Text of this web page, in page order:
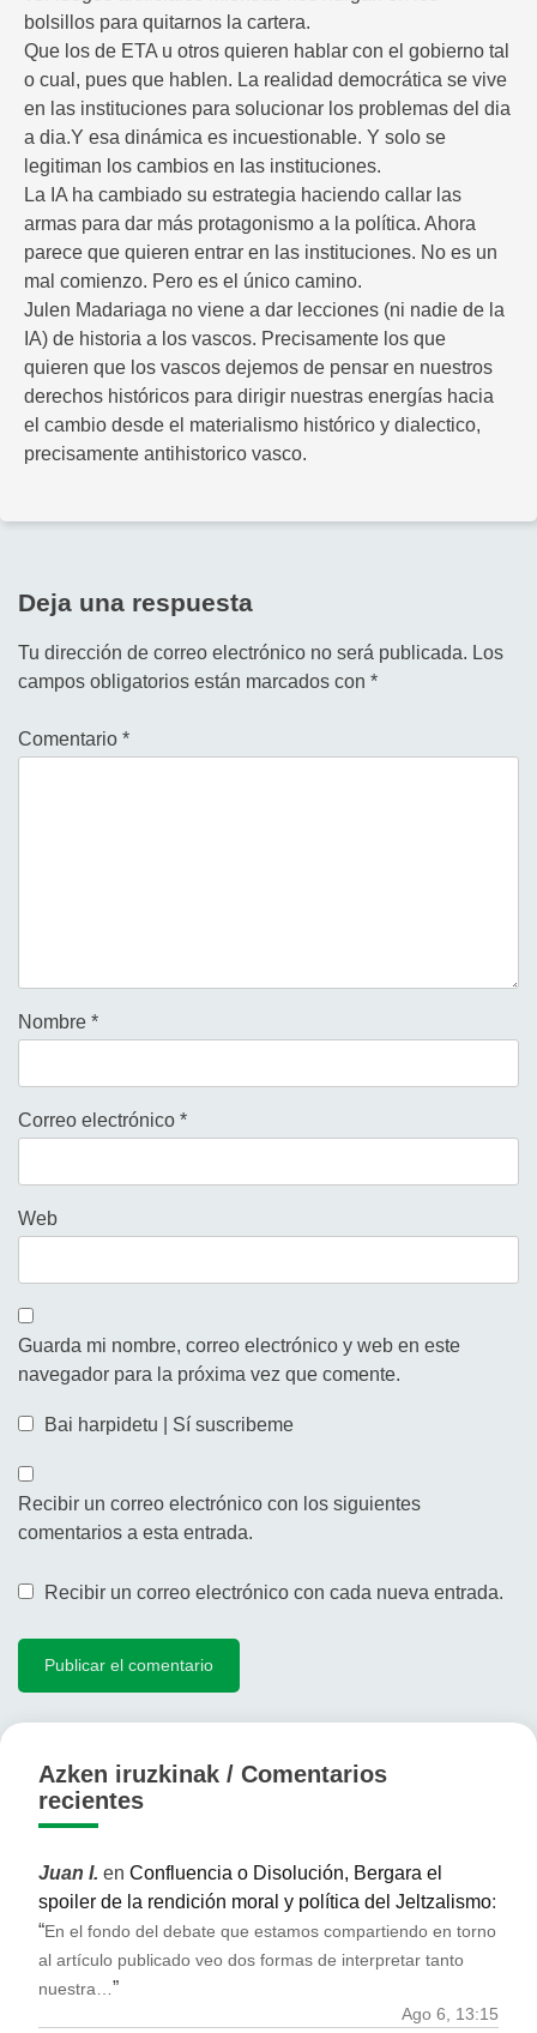
bolsillos para quitarnos la cartera.
Que los de ETA u otros quieren hablar con el gobierno tal
o cual, pues que hablen. La realidad democrática se vive
en las instituciones para solucionar los problemas del dia
a dia.Y esa dinámica es incuestionable. Y solo se
legitiman los cambios en las instituciones.
La IA ha cambiado su estrategia haciendo callar las
armas para dar más protagonismo a la política. Ahora
parece que quieren entrar en las instituciones. No es un
mal comienzo. Pero es el único camino.
Julen Madariaga no viene a dar lecciones (ni nadie de la
IA) de historia a los vascos. Precisamente los que
quieren que los vascos dejemos de pensar en nuestros
derechos históricos para dirigir nuestras energías hacia
el cambio desde el materialismo histórico y dialectico,
precisamente antihistorico vasco.
Deja una respuesta
Tu dirección de correo electrónico no será publicada. Los
campos obligatorios están marcados con *
Comentario *
Nombre *
Correo electrónico *
Web
Guarda mi nombre, correo electrónico y web en este
navegador para la próxima vez que comente.
Bai harpidetu | Sí suscribeme
Recibir un correo electrónico con los siguientes
comentarios a esta entrada.
Recibir un correo electrónico con cada nueva entrada.
Azken iruzkinak / Comentarios
recientes
Juan I. en Confluencia o Disolución, Bergara el
spoiler de la rendición moral y política del Jeltzalismo:
“En el fondo del debate que estamos compartiendo en torno
al artículo publicado veo dos formas de interpretar tanto
nuestra…”
Ago 6, 13:15